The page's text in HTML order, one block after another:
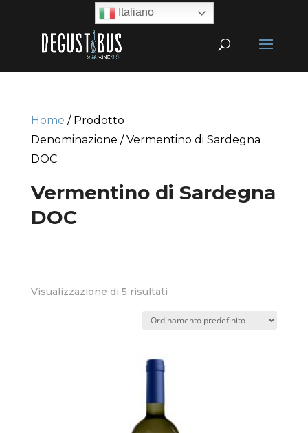
Home / Prodotto
Denominazione / Vermentino di Sardegna
DOC
Vermentino di Sardegna
DOC
Visualizzazione di 5 risultati
Italiano